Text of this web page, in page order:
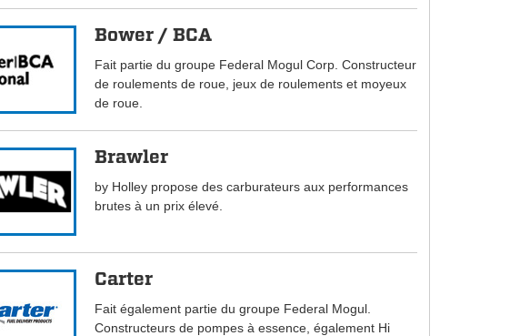
Bower / BCA
Fait partie du groupe Federal Mogul Corp. Constructeur
de roulements de roue, jeux de roulements et moyeux
de roue.
Brawler
by Holley propose des carburateurs aux performances
brutes à un prix élevé.
Carter
Fait également partie du groupe Federal Mogul.
Constructeurs de pompes à essence, également Hi